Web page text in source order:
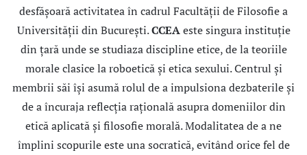
desfășoară activitatea în cadrul Facultății de Filosofie a
Universității din București.CCEAeste singura instituție
din țară unde se studiaza discipline etice, de la teoriile
morale clasice la roboetică și etica sexului. Centrul şi
membrii săi îşi asumă rolul de a impulsiona dezbaterile și
de a încuraja reflecția rațională asupra domeniilor din
etică aplicată şi filosofie morală. Modalitatea de a ne
împlini scopurile este una socratică, evitând orice fel de